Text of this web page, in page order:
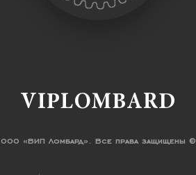
VIPLOMBARD
ООО «ВИП Ломбард». Все права защищены ©